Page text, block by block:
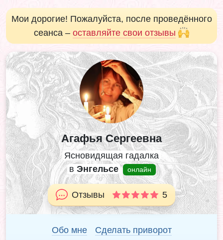
Мои дорогие! Пожалуйста, после проведённого
сеанса – оставляйте свои отзывы
Агафья Сергеевна
Ясновидящая гадалка
вЭнгельсе онлайн
Отзывы 5
Обо мне
Сделать приворот